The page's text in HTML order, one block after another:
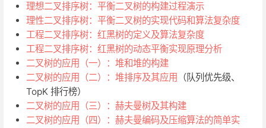
理想二叉排序树：平衡二叉树的构建过程演示
理性二叉排序树：平衡二叉树的实现代码和算法复杂度
工程二叉排序树：红黑树的定义及算法复杂度
工程二叉排序树：红黑树的动态平衡实现原理分析
二叉树的应用（一）：堆和堆的构建
二叉树的应用（二）：堆排序及其应用 （队列优先级、
TopK 排行榜）
二叉树的应用（三）：赫夫曼树及其构建
二叉树的应用（四）：赫夫曼编码及压缩算法的简单实